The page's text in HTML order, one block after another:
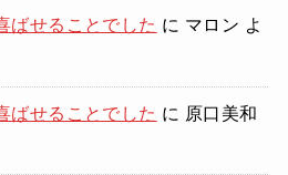
ばせることでした に マロン よ
ばせることでした に 原口美和